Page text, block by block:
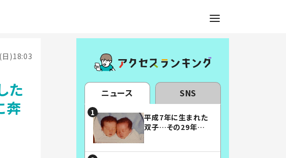
)18:03
た
奔
ニュース SNS
平成7年に生まれた
双子…その29年後